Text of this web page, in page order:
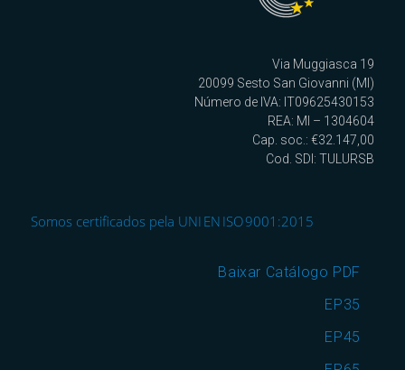
Via Muggiasca 19
20099 Sesto San Giovanni (MI)
Número de IVA: IT09625430153
REA: MI – 1304604
Cap. soc.: €32.147,00
Cod. SDI: TULURSB
Somos certificados pela UNI EN ISO 9001:2015
Baixar Catálogo PDF
EP35
EP45